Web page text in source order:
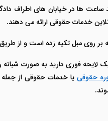
ساعت ها در خیابان های اطراف
خدمات حقوقی ارائه می دهند.
بر روی مبل تکیه زده است و از
حقوقییا خدمات حقوقی از جمله